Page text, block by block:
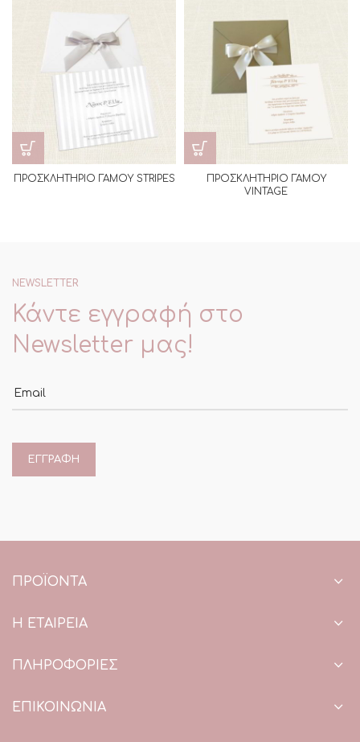
ΠΡΟΣΚΛΗΤΗΡΙΟ ΓΑΜΟΥ STRIPES
ΠΡΟΣΚΛΗΤΗΡΙΟ ΓΑΜΟΥ
VINTAGE
NEWSLETTER
Κάντε εγγραφή στο
Newsletter μας!
ΠΡΟΪΌΝΤΑ
Η ΕΤΑΙΡΕΙΑ
ΠΛΗΡΟΦΟΡΙΕΣ
ΕΠΙΚΟΙΝΩΝΙΑ